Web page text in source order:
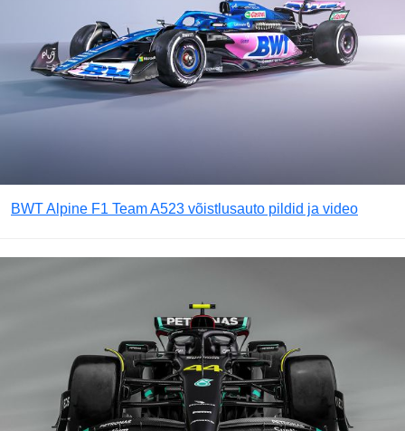
BWT Alpine F1 Team A523 võistlusauto pildid ja video